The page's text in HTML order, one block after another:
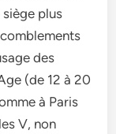
siège plus
des
(de 12 à 20
à Paris
V, non